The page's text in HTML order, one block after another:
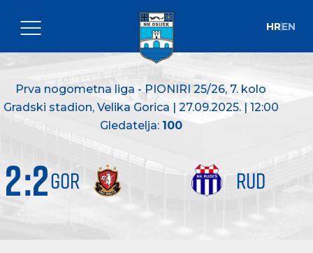
HREN
Prva nogometna liga - PIONIRI 25/26, 7. kolo
Gradski stadion, Velika Gorica | 27.09.2025. | 12:00
Gledatelja: 100
GOR RUD
2:2